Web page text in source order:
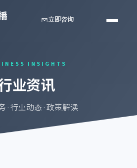
立即咨询
INSIGHTS
业资讯
· 行业动态 · 政策解读